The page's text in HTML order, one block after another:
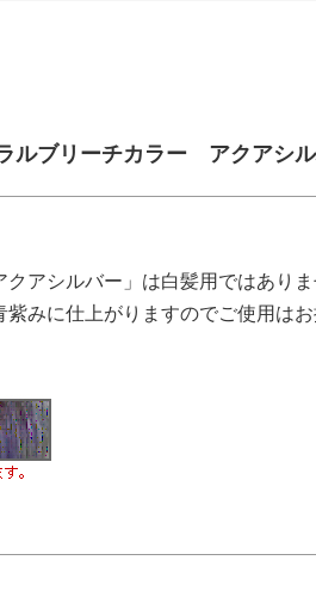
ブリーチカラー アクアシル
アシルバー」は白髪用ではありま
みに仕上がりますのでご使用はお